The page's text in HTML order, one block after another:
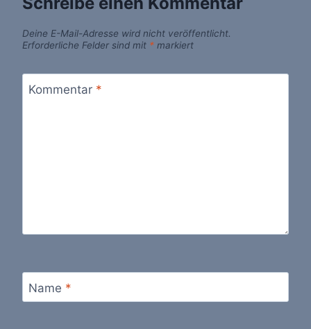
Deine E-Mail-Adresse wird nicht veröffentlicht.
Erforderliche Felder sind mit * markiert
Kommentar *
Name *